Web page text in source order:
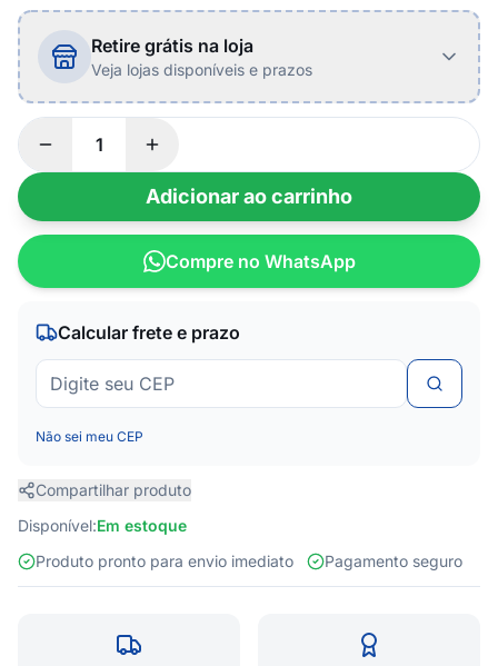
Retire grátis na loja
Veja lojas disponíveis e prazos
Adicionar ao carrinho
Compre no WhatsApp
Calcular frete e prazo
Não sei meu CEP
Compartilhar produto
Disponível:Em estoque
Produto pronto para envio imediato
Pagamento seguro